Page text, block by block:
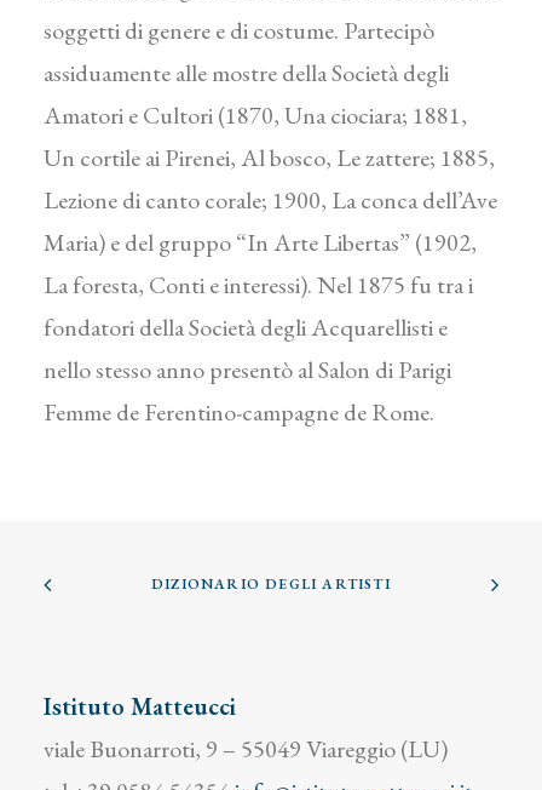
soggetti di genere e di costume. Partecipò
assiduamente alle mostre della Società degli
Amatori e Cultori (1870, Una ciociara; 1881,
Un cortile ai Pirenei, Al bosco, Le zattere; 1885,
Lezione di canto corale; 1900, La conca dell’Ave
Maria) e del gruppo “In Arte Libertas” (1902,
La foresta, Conti e interessi). Nel 1875 fu tra i
fondatori della Società degli Acquarellisti e
nello stesso anno presentò al Salon di Parigi
Femme de Ferentino-campagne de Rome.
DIZIONARIO DEGLI ARTISTI
Istituto Matteucci
viale Buonarroti, 9 – 55049 Viareggio (LU)